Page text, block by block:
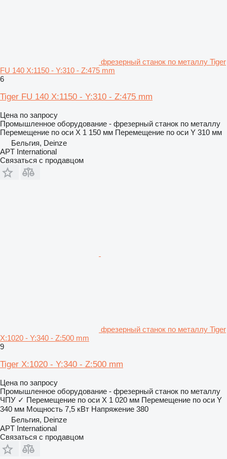
фрезерный станок по металлу Tiger
FU 140 X:1150 - Y:310 - Z:475 mm
6
Tiger FU 140 X:1150 - Y:310 - Z:475 mm
Цена по запросу
Промышленное оборудование - фрезерный станок по металлу
Перемещение по оси X 1 150 мм Перемещение по оси Y 310 мм
Бельгия, Deinze
APT International
Связаться с продавцом
фрезерный станок по металлу Tiger
X:1020 - Y:340 - Z:500 mm
9
Tiger X:1020 - Y:340 - Z:500 mm
Цена по запросу
Промышленное оборудование - фрезерный станок по металлу
ЧПУ ✓ Перемещение по оси X 1 020 мм Перемещение по оси Y
340 мм Мощность 7,5 кВт Напряжение 380
Бельгия, Deinze
APT International
Связаться с продавцом